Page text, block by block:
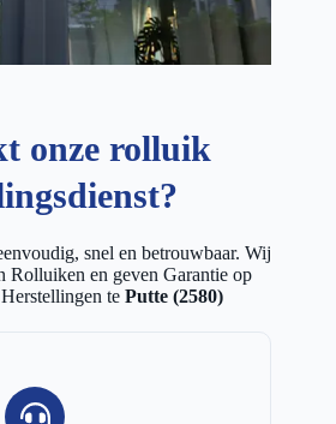
onze rolluik
snel en betrouwbaar. Wij
Rolluiken en geven Garantie op
te Putte (2580)